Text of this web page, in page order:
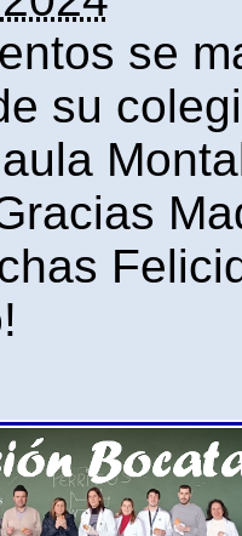
se
su